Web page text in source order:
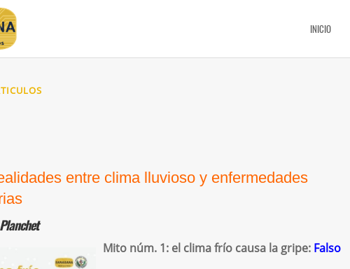
INICIO
entre clima lluvioso y enfermedades
Mito núm. 1: el clima frío causa la gripe: Falso